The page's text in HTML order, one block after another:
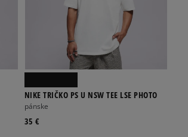
NIKE TRIČKO PS U NSW TEE LSE PHOTO
pánske
35 €